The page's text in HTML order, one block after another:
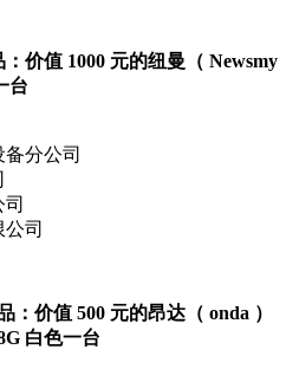
价值 1000 元的纽曼（ Newsmy
台
分公司
司
：价值 500 元的昂达（ onda ）
白色一台